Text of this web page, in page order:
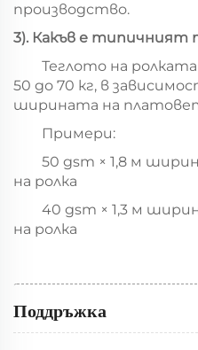
производство.
3). Какъв е типичният
Теглото на
50 до 70 кг, в
ширината на
Примери:
50 gsm × 1,8 м
на ролка
40 gsm × 1,3 м
на ролка
Поддръжка